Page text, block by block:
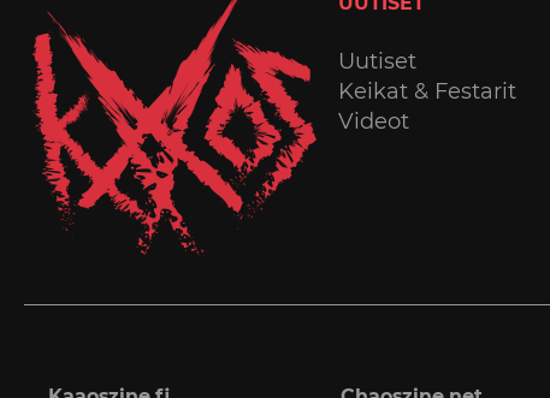
Uutiset
Keikat & Festarit
Videot